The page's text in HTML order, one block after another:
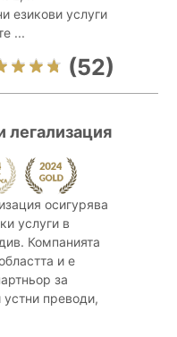
езикови услуги
...
(52)
легализация
осигурява
услуги в
Компанията
и е
за
преводи,